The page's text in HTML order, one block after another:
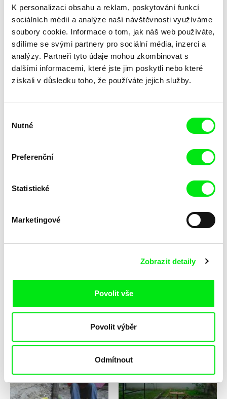
K personalizaci obsahu a reklam, poskytování funkcí
sociálních médií a analýze naší návštěvnosti využíváme
soubory cookie. Informace o tom, jak náš web používáte,
sdílíme se svými partnery pro sociální média, inzerci a
analýzy. Partneři tyto údaje mohou zkombinovat s
dalšími informacemi, které jste jim poskytli nebo které
získali v důsledku toho, že používáte jejich služby.
souhlasu
Nutné
Preferenční
Statistické
Marketingové
Zobrazit detaily
Povolit vše
Povolit výběr
Odmítnout
Ana Galizia
Unconfessions
Jan Ságl
Underground
Mladen Kovačević
Up to the Sky and Much Much
More